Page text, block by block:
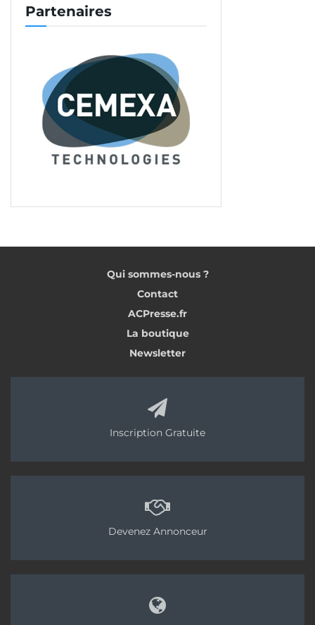
Partenaires
Qui sommes-nous ?
Contact
ACPresse.fr
La boutique
Newsletter
Inscription Gratuite
Devenez Annonceur